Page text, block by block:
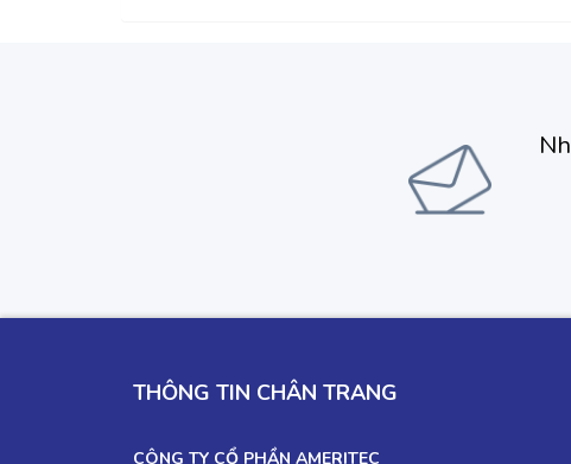
THÔNG TIN CHÂN TRANG
CÔNG TY CỔ PHẦN AMERITEC